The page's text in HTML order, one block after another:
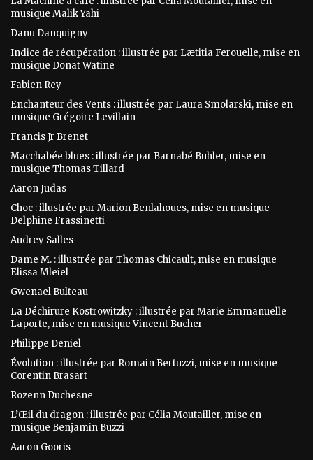
musique Malik Yahi
Danu Danquigny
Indice de récupération : illustrée par Lætitia Ferouelle, mise en
musique Donat Watine
Fabien Rey
Enchanteur des Vents : illustrée par Laura Smolarski, mise en
musique Grégoire Levillain
Francis Jr Brenet
Macchabée blues : illustrée par Barnabé Buhler, mise en
musique Thomas Tillard
Aaron Judas
Choc : illustrée par Marion Benlahoues, mise en musique
Delphine Frassinetti
Audrey Salles
Dame M. : illustrée par Thomas Chicault, mise en musique
Elissa Mleiel
Gwenael Bulteau
La Déchirure Kostrowitzky : illustrée par Marie Emmanuelle
Laporte, mise en musique Vincent Bucher
Philippe Deniel
Évolution : illustrée par Romain Bertuzzi, mise en musique
Corentin Brasart
Rozenn Duchesne
L’Œil du dragon : illustrée par Célia Moutailler, mise en
musique Benjamin Buzzi
Aaron Gooris